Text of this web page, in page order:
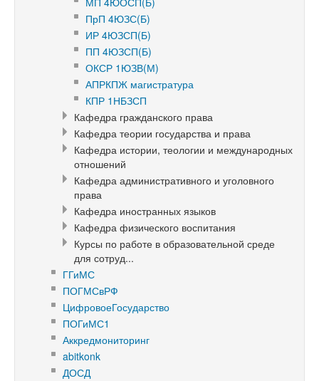
ПрП 4ЮЗС(Б)
ИР 4ЮЗСП(Б)
ПП 4ЮЗСП(Б)
ОКСР 1ЮЗВ(М)
АПРКПЖ магистратура
КПР 1НБЗСП
Кафедра гражданского права
Кафедра теории государства и права
Кафедра истории, теологии и международных
отношений
Кафедра административного и уголовного
права
Кафедра иностранных языков
Кафедра физического воспитания
Курсы по работе в образовательной среде
для сотруд...
ГГиМС
ПОГМСвРФ
ЦифровоеГосударство
ПОГиМС1
Аккредмониторинг
abitkonk
ДОСД